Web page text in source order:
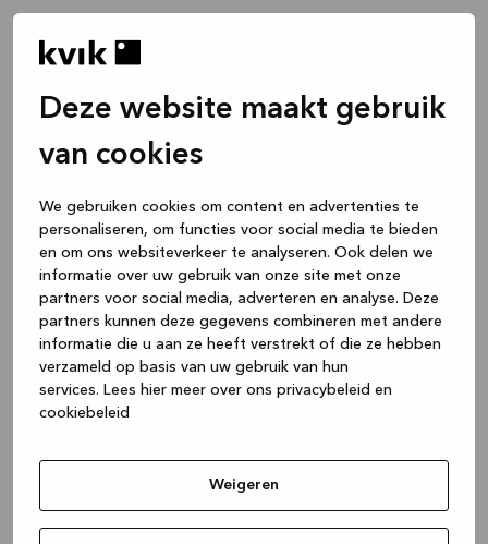
Deze website maakt gebruik
van cookies
We gebruiken cookies om content en advertenties te
personaliseren, om functies voor social media te bieden
en om ons websiteverkeer te analyseren. Ook delen we
informatie over uw gebruik van onze site met onze
partners voor social media, adverteren en analyse. Deze
partners kunnen deze gegevens combineren met andere
informatie die u aan ze heeft verstrekt of die ze hebben
verzameld op basis van uw gebruik van hun
services. Lees hier meer over ons privacybeleid en
cookiebeleid
Weigeren
(see the browser console for more
information).